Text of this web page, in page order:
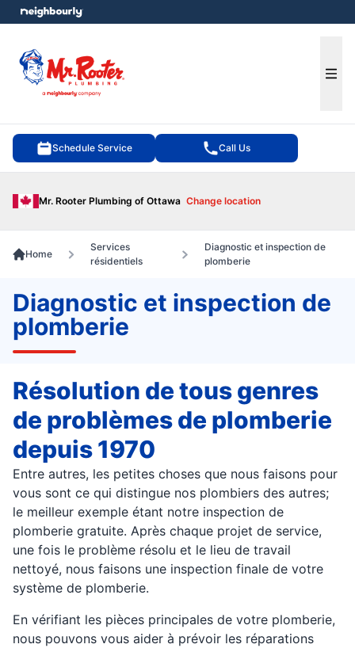
Schedule Service Call Us
Mr. Rooter Plumbing of Ottawa Change location
menu
Home
Services
résidentiels
Diagnostic et inspection de
plomberie
Diagnostic et inspection de
plomberie
Résolution de tous genres
de problèmes de plomberie
depuis 1970
Entre autres, les petites choses que nous faisons pour
vous sont ce qui distingue nos plombiers des autres;
le meilleur exemple étant notre inspection de
plomberie gratuite. Après chaque projet de service,
une fois le problème résolu et le lieu de travail
nettoyé, nous faisons une inspection finale de votre
système de plomberie.
En vérifiant les pièces principales de votre plomberie,
nous pouvons vous aider à prévoir les réparations